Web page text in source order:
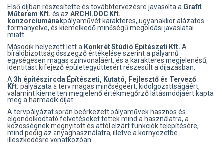
Első díjban részesítette és továbbtervezésre javasolta a Grafit
Műterem Kft. és az ARCHI.DOC Kft.
konzorciumánakpályaművét karakteres, ugyanakkor alázatos
formanyelve, és kiemelkedő minőségű megoldási javaslatai
miatt.
Második helyezett lett a Konkrét Stúdió Építészeti Kft. A
bírálóbizottság összegző értékelése szerint a pályamű
egységesen magas színvonaláért, és a karakteres megjelenésű,
identitást kifejező épületegyüttesért részesült a díjazásban.
A 3h építésziroda Építészeti, Kutató, Fejlesztő és Tervező
Kft. pályázata a terv magas minőségéért, kidolgozottságáért,
valamint kiemelten megjelenő értékmegőrző látásmódjáért kapta
meg a harmadik díjat.
A tervpályázat során beérkezett pályaművek hasznos és
elgondolkodtató felvetéseket tettek mind a használatra, a
közösségnek megnyitott és attól elzárt funkciók telepítésére,
mind pedig az anyaghasználatra, illetve a környezetbe
illeszkedésre vonatkozóan.